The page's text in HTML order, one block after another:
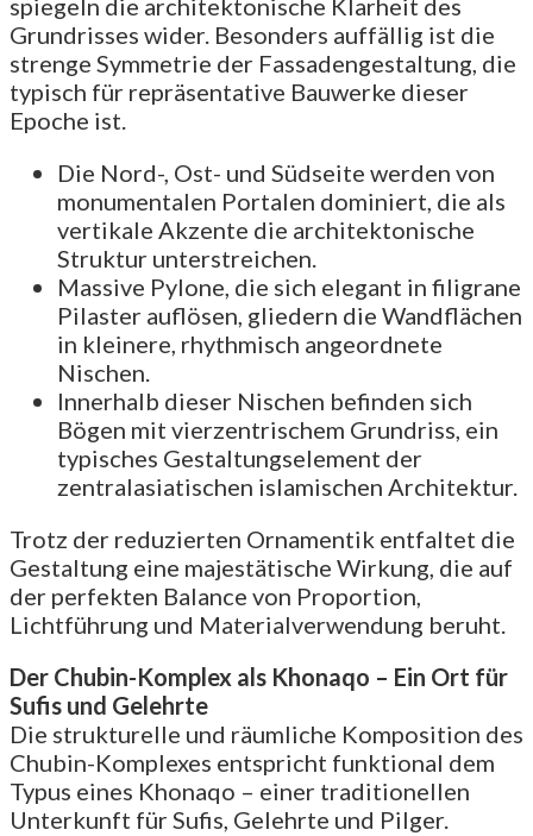
spiegeln die architektonische Klarheit des
Grundrisses wider. Besonders auffällig ist die
strenge Symmetrie der Fassadengestaltung, die
typisch für repräsentative Bauwerke dieser
Epoche ist.
Die Nord-, Ost- und Südseite werden von
monumentalen Portalen dominiert, die als
vertikale Akzente die architektonische
Struktur unterstreichen.
Massive Pylone, die sich elegant in filigrane
Pilaster auflösen, gliedern die Wandflächen
in kleinere, rhythmisch angeordnete
Nischen.
Innerhalb dieser Nischen befinden sich
Bögen mit vierzentrischem Grundriss, ein
typisches Gestaltungselement der
zentralasiatischen islamischen Architektur.
Trotz der reduzierten Ornamentik entfaltet die
Gestaltung eine majestätische Wirkung, die auf
der perfekten Balance von Proportion,
Lichtführung und Materialverwendung beruht.
Der Chubin-Komplex als Khonaqo – Ein Ort für
Sufis und Gelehrte
Die strukturelle und räumliche Komposition des
Chubin-Komplexes entspricht funktional dem
Typus eines Khonaqo – einer traditionellen
Unterkunft für Sufis, Gelehrte und Pilger.